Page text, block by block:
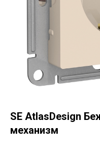
SE AtlasDesign
механизм